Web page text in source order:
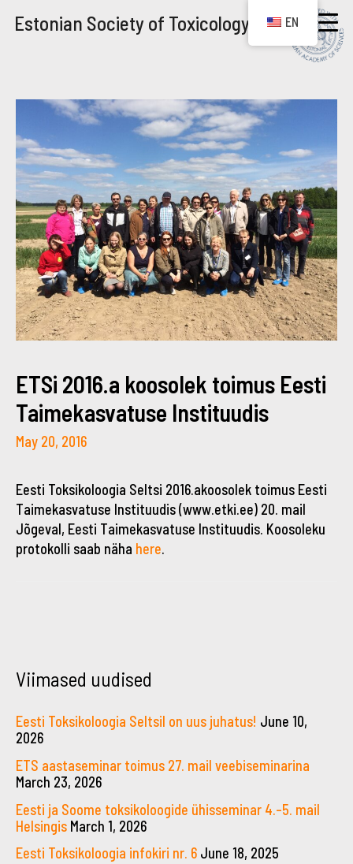
Estonian Society of Toxicology
ETSi 2016.a koosolek toimus Eesti
Taimekasvatuse Instituudis
May 20, 2016
Eesti Toksikoloogia Seltsi 2016.akoosolek toimus Eesti
Taimekasvatuse Instituudis (www.etki.ee) 20. mail
Jõgeval, Eesti Taimekasvatuse Instituudis. Koosoleku
protokolli saab näha here.
Viimased uudised
Eesti Toksikoloogia Seltsil on uus juhatus! June 10,
2026
ETS aastaseminar toimus 27. mail veebiseminarina
March 23, 2026
Eesti ja Soome toksikoloogide ühisseminar 4.–5. mail
Helsingis March 1, 2026
Eesti Toksikoloogia infokiri nr. 6 June 18, 2025
EN